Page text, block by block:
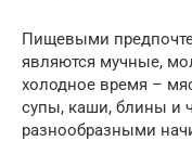
Пищевыми
являются мучные,
холодное время –
супы, каши, блины и
разнообразными